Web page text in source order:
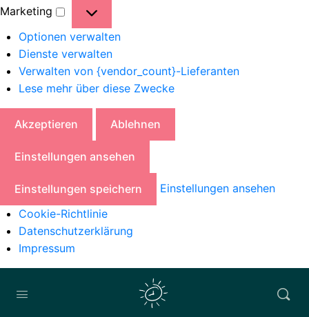
Marketing
Optionen verwalten
Dienste verwalten
Verwalten von {vendor_count}-Lieferanten
Lese mehr über diese Zwecke
Akzeptieren Ablehnen
Einstellungen ansehen
Einstellungen speichern
Einstellungen ansehen
Cookie-Richtlinie
Datenschutzerklärung
Impressum